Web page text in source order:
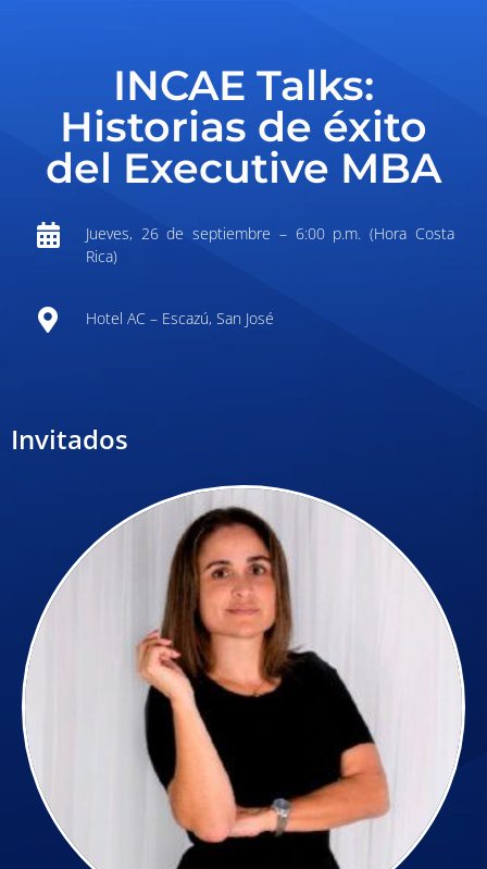
INCAE Talks:
Historias de éxito
del Executive MBA
Jueves, 26 de septiembre – 6:00 p.m. (Hora Costa
Rica)
Hotel AC – Escazú, San José
Invitados